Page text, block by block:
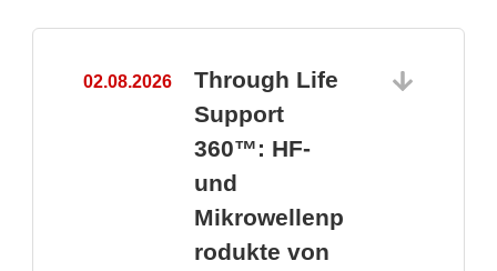
02.08.2026
Through Life
Support
360™: HF-
und
Mikrowellenp
rodukte von